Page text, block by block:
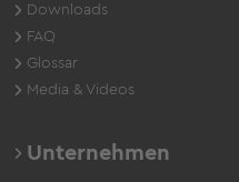
Downloads
FAQ
Glossar
Media & Videos
Unternehmen